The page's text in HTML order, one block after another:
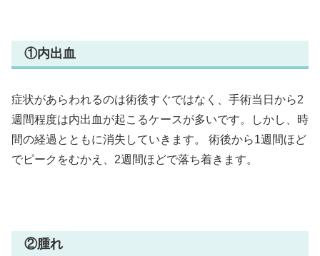
①内出血
症状があらわれるのは術後すぐではなく、手術当日から2
週間程度は内出血が起こるケースが多いです。しかし、時
間の経過とともに消失していきます。 術後から1週間ほど
でピークをむかえ、2週間ほどで落ち着きます。
②腫れ